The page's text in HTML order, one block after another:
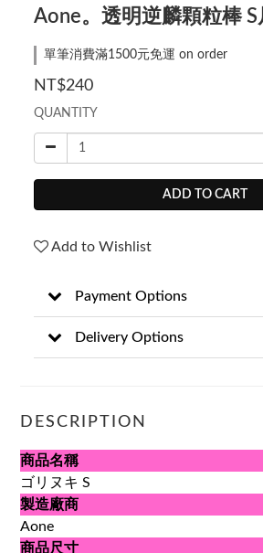
Aone。透明逆麟顆粒棒 S
單筆消費滿1500元免運 on order
NT$240
QUANTITY
ADD TO CART
Add to Wishlist
Payment Options
Delivery Options
DESCRIPTION
商品名稱
ゴリヌキ S
製造廠商
Aone
商品尺寸